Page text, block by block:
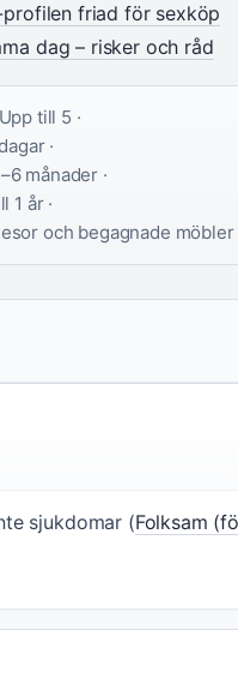
friad för sexköp
dag – risker och råd
Upp till 5 ·
·
månader ·
1 år ·
och begagnade möbler
sjukdomar (Folksam